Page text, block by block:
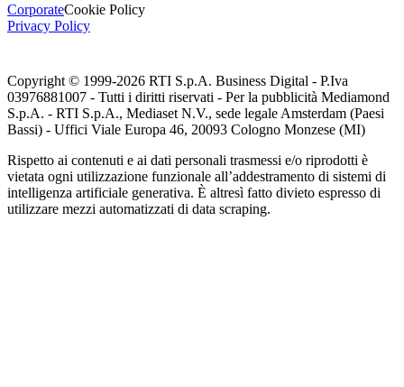
CorporateCookie Policy
Privacy Policy
Copyright © 1999-2026 RTI S.p.A. Business Digital - P.Iva
03976881007 - Tutti i diritti riservati - Per la pubblicità Mediamond
S.p.A. - RTI S.p.A., Mediaset N.V., sede legale Amsterdam (Paesi
Bassi) - Uffici Viale Europa 46, 20093 Cologno Monzese (MI)
Rispetto ai contenuti e ai dati personali trasmessi e/o riprodotti è
vietata ogni utilizzazione funzionale all’addestramento di sistemi di
intelligenza artificiale generativa. È altresì fatto divieto espresso di
utilizzare mezzi automatizzati di data scraping.